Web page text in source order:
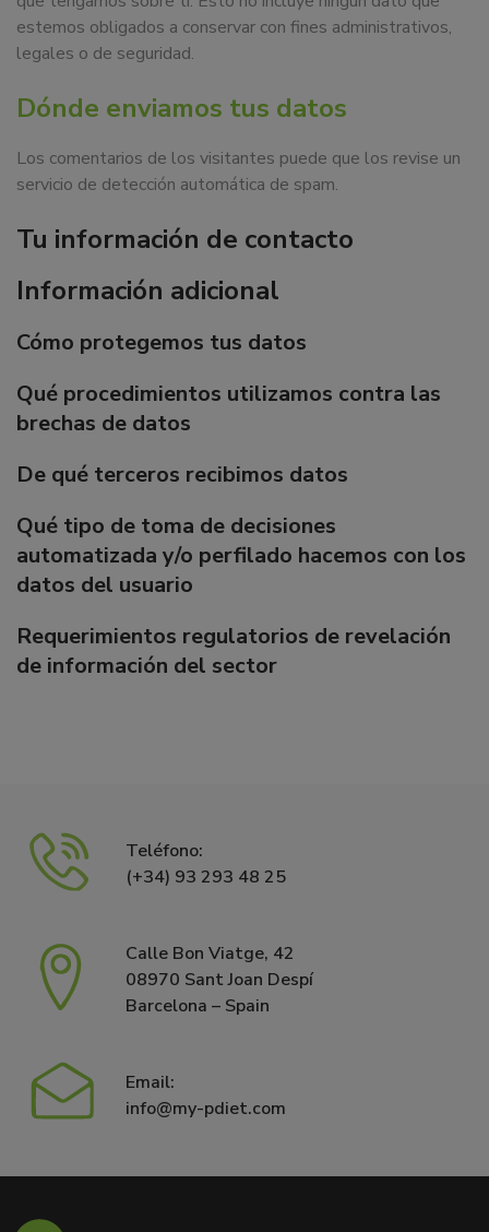
estemos obligados a conservar con fines administrativos,
legales o de seguridad.
Dónde enviamos tus datos
Los comentarios de los visitantes puede que los revise un
servicio de detección automática de spam.
Tu información de contacto
Información adicional
Cómo protegemos tus datos
Qué procedimientos utilizamos contra las
brechas de datos
De qué terceros recibimos datos
Qué tipo de toma de decisiones
automatizada y/o perfilado hacemos con los
datos del usuario
Requerimientos regulatorios de revelación
de información del sector
Teléfono:
(+34) 93 293 48 25
Calle Bon Viatge, 42
08970 Sant Joan Despí
Barcelona – Spain
Email:
info@my-pdiet.com